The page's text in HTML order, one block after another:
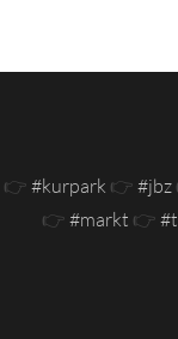
👉 #kurpark 👉 #jbz
👉 #markt 👉